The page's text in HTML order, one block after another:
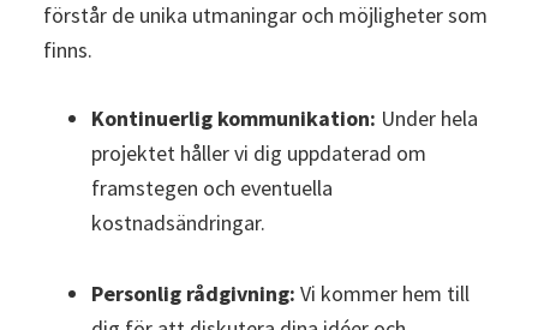
förstår de unika utmaningar och möjligheter som
finns.
Kontinuerlig kommunikation: Under hela
projektet håller vi dig uppdaterad om
framstegen och eventuella
kostnadsändringar.
Personlig rådgivning: Vi kommer hem till